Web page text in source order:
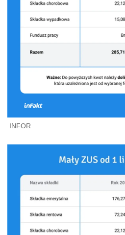
INFOR